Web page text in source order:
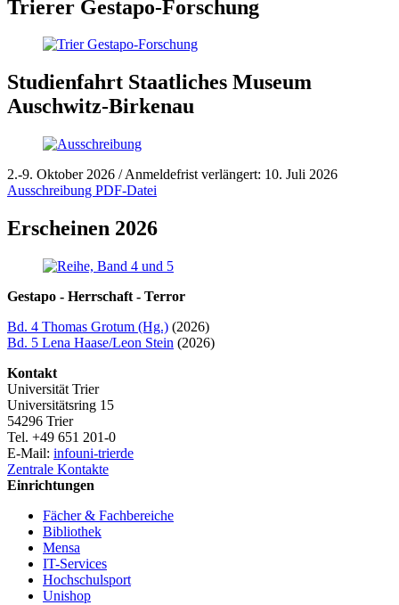
Trierer Gestapo-Forschung
Studienfahrt Staatliches Museum
Auschwitz-Birkenau
2.-9. Oktober 2026 / Anmeldefrist verlängert: 10. Juli 2026
Ausschreibung PDF-Datei
Erscheinen 2026
Gestapo - Herrschaft - Terror
Bd. 4 Thomas Grotum (Hg.) (2026)
Bd. 5 Lena Haase/Leon Stein (2026)
Kontakt
Universität Trier
Universitätsring 15
54296 Trier
Tel. +49 651 201-0
E-Mail: infouni-trierde
Zentrale Kontakte
Einrichtungen
Fächer & Fachbereiche
Bibliothek
Mensa
IT-Services
Hochschulsport
Unishop